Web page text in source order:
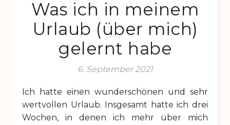
Was ich in meinem
Urlaub (über mich)
gelernt habe
6. September 2021
Ich hatte einen wunderschönen und sehr
wertvollen Urlaub. Insgesamt hatte ich drei
Wochen, in denen ich mehr über mich